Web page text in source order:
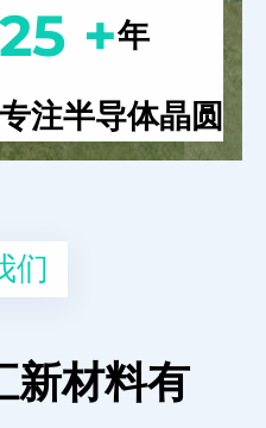
25 +年
专注半导体晶圆
们
新材料有